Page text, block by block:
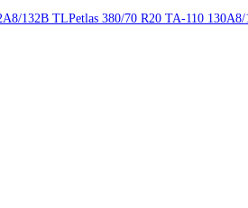
która zapewnia lepszą trakcję niż